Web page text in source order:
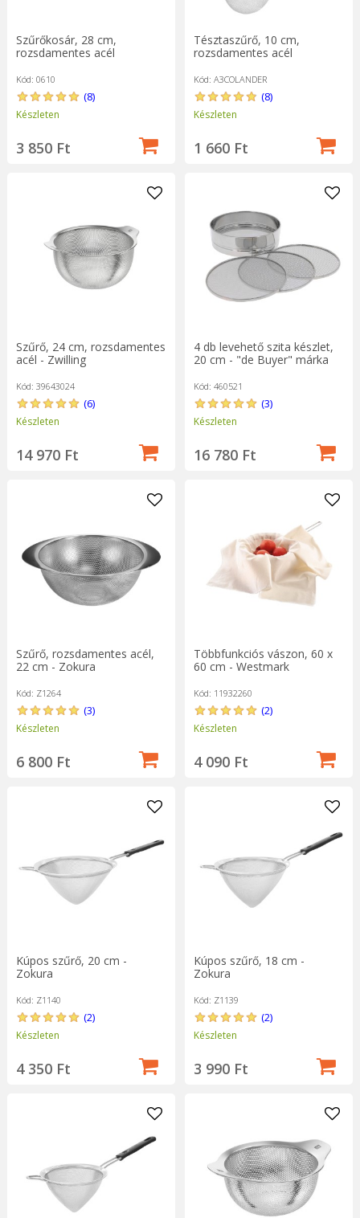
Szűrőkosár, 28 cm,
rozsdamentes acél
Kód: 0610
(8)
Készleten
3 850 Ft
Tésztaszűrő, 10 cm,
rozsdamentes acél
Kód: A3COLANDER
(8)
Készleten
1 660 Ft
Szűrő, 24 cm, rozsdamentes
acél - Zwilling
Kód: 39643024
(6)
Készleten
14 970 Ft
4 db levehető szita készlet,
20 cm - "de Buyer" márka
Kód: 460521
(3)
Készleten
16 780 Ft
Szűrő, rozsdamentes acél,
22 cm - Zokura
Kód: Z1264
(3)
Készleten
6 800 Ft
Többfunkciós vászon, 60 x
60 cm - Westmark
Kód: 11932260
(2)
Készleten
4 090 Ft
Kúpos szűrő, 20 cm -
Zokura
Kód: Z1140
(2)
Készleten
4 350 Ft
Kúpos szűrő, 18 cm -
Zokura
Kód: Z1139
(2)
Készleten
3 990 Ft